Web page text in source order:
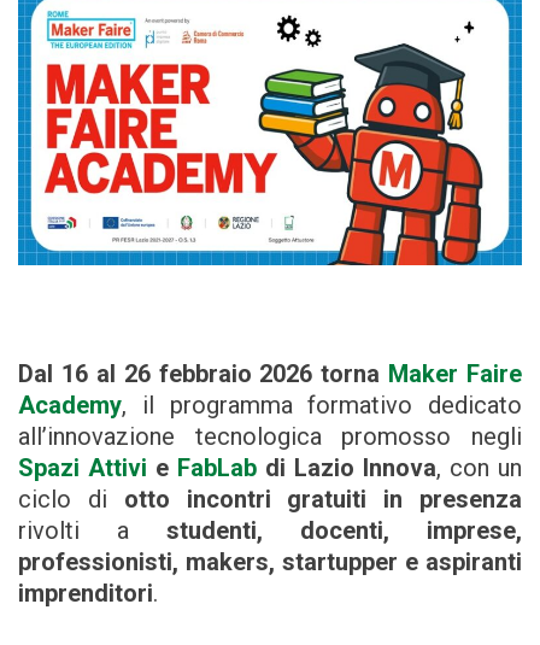
Dal 16 al 26 febbraio 2026 torna Maker Faire
Academy, il programma formativo dedicato
all’innovazione tecnologica promosso negli
Spazi Attivi e FabLab di Lazio Innova, con un
ciclo di otto incontri gratuiti in presenza
rivolti a studenti, docenti, imprese,
professionisti, makers, startupper e aspiranti
imprenditori.